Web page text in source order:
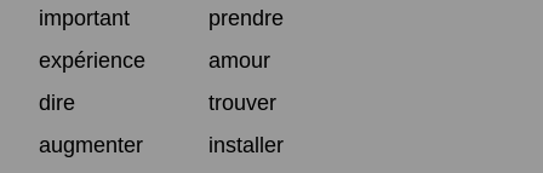
important
prendre
expérience
amour
dire
trouver
augmenter
installer